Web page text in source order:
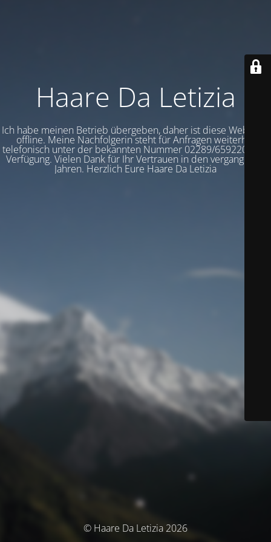
Haare Da Letizia
Ich habe meinen Betrieb übergeben, daher ist diese Webseite
offline. Meine Nachfolgerin steht für Anfragen weiterhin
telefonisch unter der bekannten Nummer 02289/6592202 zur
Verfügung. Vielen Dank für Ihr Vertrauen in den vergangenen
Jahren. Herzlich Eure Haare Da Letizia
© Haare Da Letizia 2026